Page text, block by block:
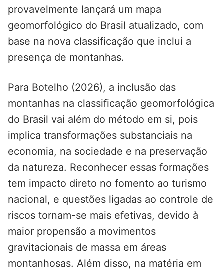
provavelmente lançará um mapa
geomorfológico do Brasil atualizado, com
base na nova classificação que inclui a
presença de montanhas.
Para Botelho (2026), a inclusão das
montanhas na classificação geomorfológica
do Brasil vai além do método em si, pois
implica transformações substanciais na
economia, na sociedade e na preservação
da natureza. Reconhecer essas formações
tem impacto direto no fomento ao turismo
nacional, e questões ligadas ao controle de
riscos tornam-se mais efetivas, devido à
maior propensão a movimentos
gravitacionais de massa em áreas
montanhosas. Além disso, na matéria em